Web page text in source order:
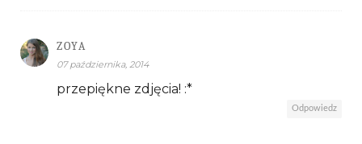
ZOYA
07 października, 2014
przepiękne zdjęcia! :*
Odpowiedz